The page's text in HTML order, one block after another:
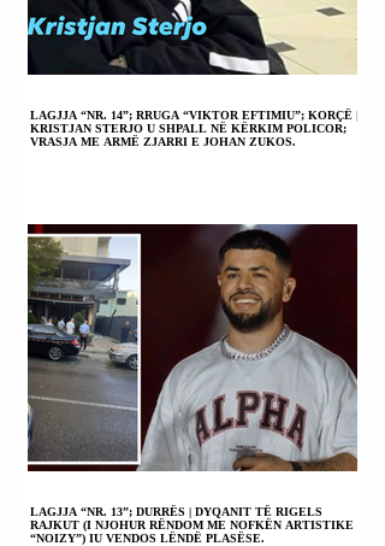
LAGJJA “NR. 14”; RRUGA “VIKTOR EFTIMIU”; KORÇË |
KRISTJAN STERJO U SHPALL NË KËRKIM POLICOR;
VRASJA ME ARMË ZJARRI E JOHAN ZUKOS.
LAGJJA “NR. 13”; DURRËS | DYQANIT TË RIGELS
RAJKUT (I NJOHUR RËNDOM ME NOFKËN ARTISTIKE
“NOIZY”) IU VENDOS LËNDË PLASËSE.